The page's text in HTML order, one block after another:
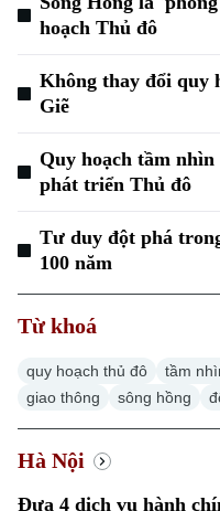
hoạch Thủ đô
Không thay đổi quy
Giẽ
Quy hoạch tầm
phát triển Thủ đô
Tư duy đột phá
100 năm
Từ khoá
quy hoạch thủ đô tầm
giao thông
sông hồng
Hà Nội
Đưa 4 dịch vụ hành